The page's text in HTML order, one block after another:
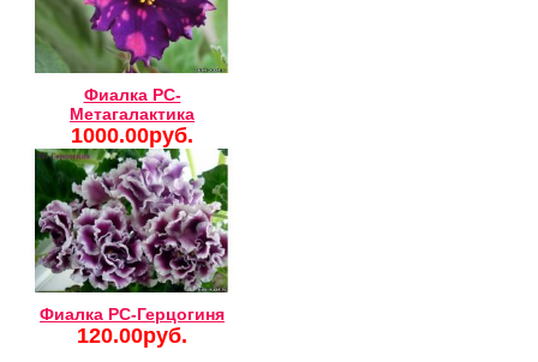
Фиалка РС-
Метагалактика
1000.00руб.
Фиалка РС-Герцогиня
120.00руб.